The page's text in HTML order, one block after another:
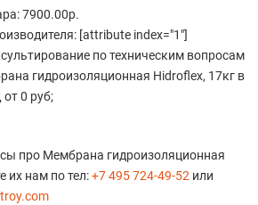
7900.00р.
[attribute index="1"]
по техническим вопросам
гидроизоляционная Hidroflex, 17кг в
0 руб;
про Мембрана гидроизоляционная
их нам по тел:+7 495 724-49-52 или